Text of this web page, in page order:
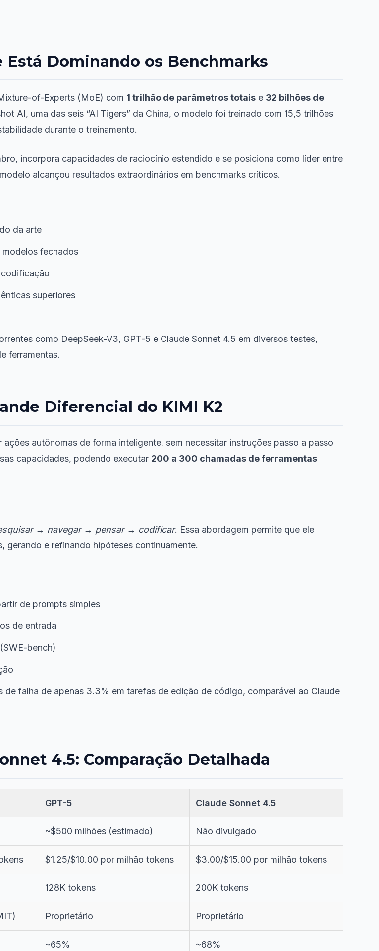
Está Dominando os Benchmarks
of-Experts (MoE) com 1 trilhão de parâmetros totais e 32 bilhões de
AI, uma das seis “AI Tigers” da China, o modelo foi treinado com 15,5 trilhões
durante o treinamento.
incorpora capacidades de raciocínio estendido e se posiciona como líder entre
alcançou resultados extraordinários em benchmarks críticos.
da arte
modelos fechados
superiores
como DeepSeek-V3, GPT-5 e Claude Sonnet 4.5 em diversos testes,
ferramentas.
Diferencial do KIMI K2
autônomas de forma inteligente, sem necessitar instruções passo a passo
capacidades, podendo executar 200 a 300 chamadas de ferramentas
→ navegar → pensar → codificar. Essa abordagem permite que ele
gerando e refinando hipóteses continuamente.
de prompts simples
de entrada
bench)
de falha de apenas 3.3% em tarefas de edição de código, comparável ao Claude
4.5: Comparação Detalhada
GPT-5 Claude Sonnet 4.5
~$500 milhões (estimado) Não divulgado
$1.25/$10.00 por milhão tokens $3.00/$15.00 por milhão tokens
128K tokens 200K tokens
Proprietário Proprietário
~65% ~68%